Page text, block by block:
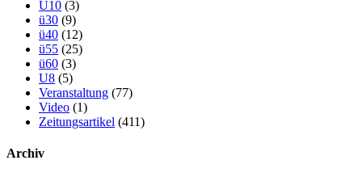
U10 (3)
ü30 (9)
ü40 (12)
ü55 (25)
ü60 (3)
U8 (5)
Veranstaltung (77)
Video (1)
Zeitungsartikel (411)
Archiv